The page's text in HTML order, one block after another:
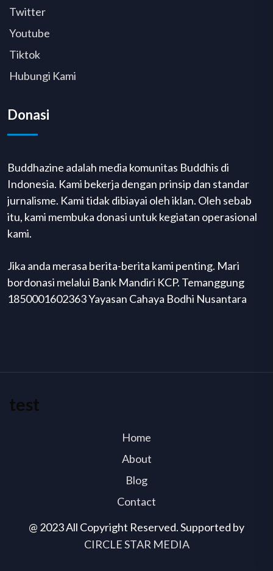
Twitter
Youtube
Tiktok
Hubungi Kami
Donasi
Buddhazine adalah media komunitas Buddhis di
Indonesia. Kami bekerja dengan prinsip dan standar
jurnalisme. Kami tidak dibiayai oleh iklan. Oleh sebab
itu, kami membuka donasi untuk kegiatan operasional
kami.
Jika anda merasa berita-berita kami penting. Mari
bordonasi melalui Bank Mandiri KCP. Temanggung
1850001602363 Yayasan Cahaya Bodhi Nusantara
@ 2023 All Copyright Reserved. Supported by
CIRCLE STAR MEDIA
test
Home
About
Blog
Contact